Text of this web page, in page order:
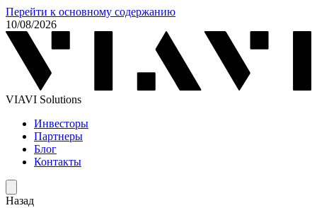
Перейти к основному содержанию
10/08/2026
VIAVI Solutions
Инвесторы
Партнеры
Блог
Контакты
Назад